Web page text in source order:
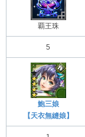
覇王珠
5
鮑三娘
【天衣無縫娘】